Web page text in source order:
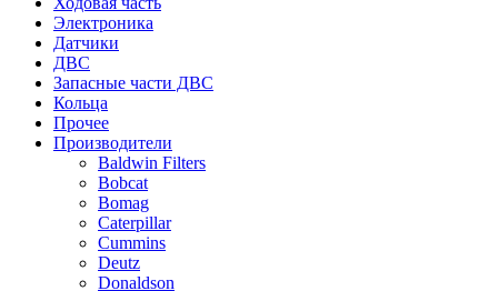
Электроника
Датчики
ДВС
Запасные части ДВС
Кольца
Прочее
Производители
Baldwin Filters
Bobcat
Bomag
Caterpillar
Cummins
Deutz
Donaldson